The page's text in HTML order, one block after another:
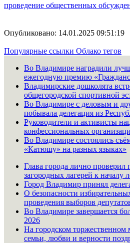
проведение общественных
Опубликовано: 14.01.2025 09:51:19
Популярные ссылки Облако тегов
Во Владимире наградили
ежегодную премию
Владимирские дошколята
общегородской спортивной
Во Владимире с деловым и
побывала делегация из
Руководители и активисты
конфессиональных
Во Владимире состоялись
«Катюшу» на разных языках»
Глава города лично проверил
загородных лагерей к началу
Город Владимир принял
О безопасности
проведения выборов
Во Владимире завершается
2026
На городском торжественном
семьи, любви и верности